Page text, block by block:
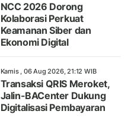
NCC 2026 Dorong
Kolaborasi Perkuat
Keamanan Siber dan
Ekonomi Digital
Kamis , 06 Aug 2026, 21:12 WIB
Transaksi QRIS Meroket,
Jalin-BACenter Dukung
Digitalisasi Pembayaran